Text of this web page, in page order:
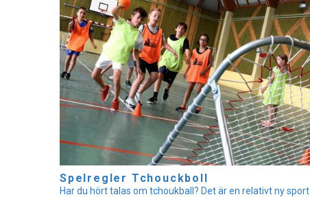
Spelregler Tchouckboll
Har du hört talas om tchoukball? Det är en relativt ny sport